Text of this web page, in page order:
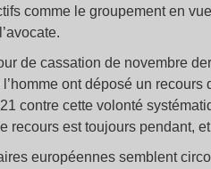
comme le groupement en
de cassation de novembre
ont déposé un
contre cette volonté
recours est toujours pendant,
européennes semblent